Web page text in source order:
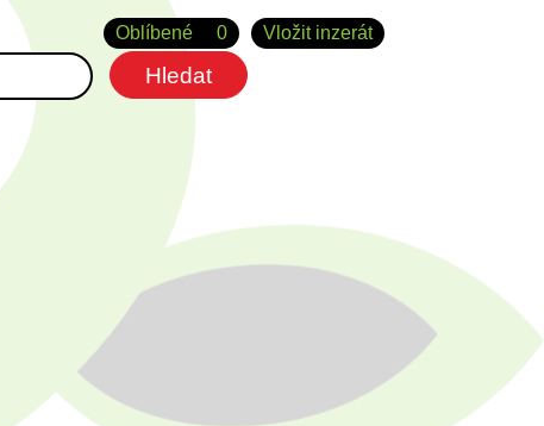
Vložit inzerát
Oblíbené 0